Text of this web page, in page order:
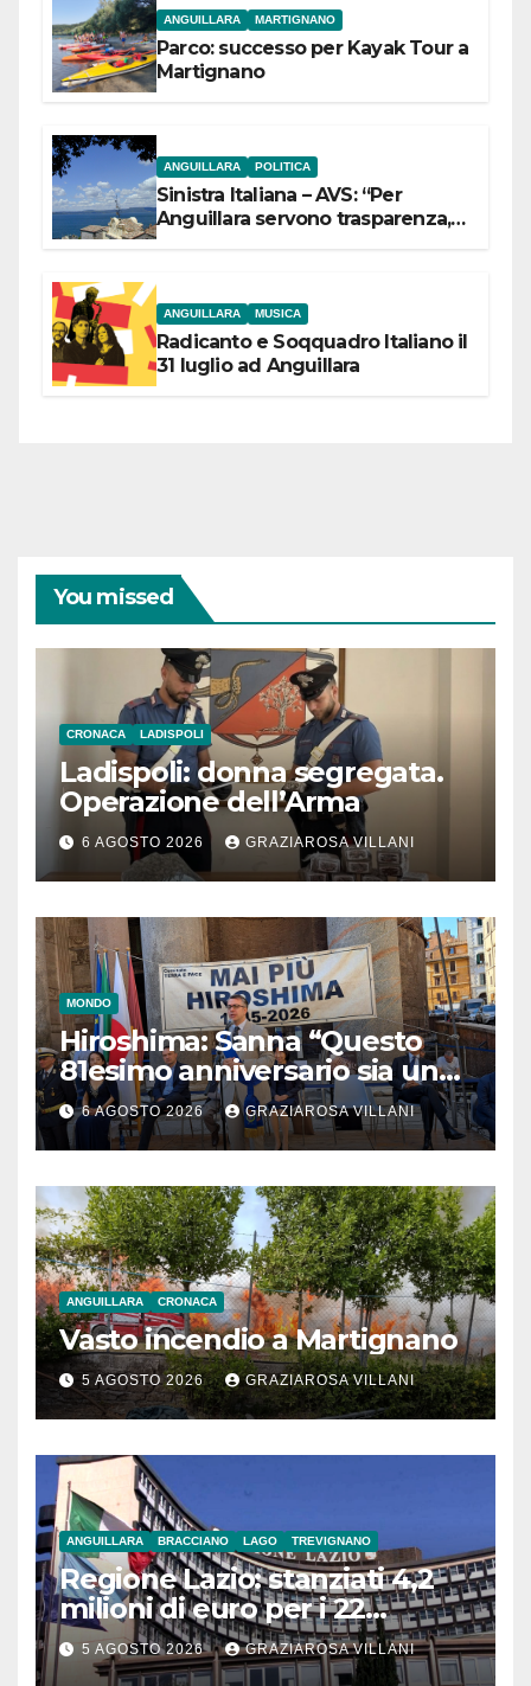
ANGUILLARA MARTIGNANO
Parco: successo per Kayak Tour a
Martignano
ANGUILLARA POLITICA
Sinistra Italiana – AVS: “Per
Anguillara servono trasparenza,
ANGUILLARA MUSICA
Radicanto e Soqquadro Italiano il
31 luglio ad Anguillara
You missed
CRONACA LADISPOLI
Ladispoli: donna segregata.
Operazione dell’Arma
6 AGOSTO 2026 GRAZIAROSA VILLANI
MONDO
Hiroshima: Sanna “Questo
81esimo anniversario sia un
monito per tutti”
6 AGOSTO 2026 GRAZIAROSA VILLANI
ANGUILLARA CRONACA
Vasto incendio a Martignano
5 AGOSTO 2026 GRAZIAROSA VILLANI
ANGUILLARA BRACCIANO LAGO TREVIGNANO
Regione Lazio: stanziati 4,2
milioni di euro per i 22
Comuni dell’Etruria
Meridionale
5 AGOSTO 2026 GRAZIAROSA VILLANI